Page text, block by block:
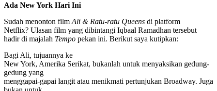
Ada New York Hari Ini
Sudah menonton film Ali & Ratu-ratu Queens di platform
Netflix? Ulasan film yang dibintangi Iqbaal Ramadhan tersebut
hadir di majalah Tempo pekan ini. Berikut saya kutipkan:
Bagi Ali, tujuannya ke
New York, Amerika Serikat, bukanlah untuk menyaksikan gedung-
gedung yang
menggapai-gapai langit atau menikmati pertunjukan Broadway. Juga